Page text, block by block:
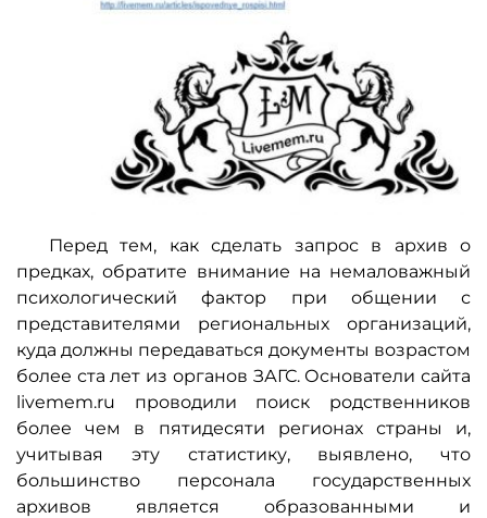
Перед тем, как сделать запрос в архив о
предках, обратите внимание на немаловажный
психологический фактор при общении с
представителями региональных организаций,
куда должны передаваться документы возрастом
более ста лет из органов ЗАГС. Основатели сайта
livemem.ru проводили поиск родственников
более чем в пятидесяти регионах страны и,
учитывая эту статистику, выявлено, что
большинство персонала государственных
архивов является образованными и